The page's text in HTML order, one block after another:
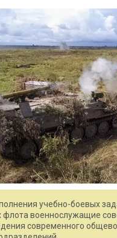
учебно-боевых
флота военнослужащие
современного